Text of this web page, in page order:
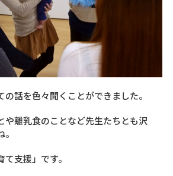
話を色々聞くことができました。
や離乳食のことなど先生たちとも沢
支援」です。